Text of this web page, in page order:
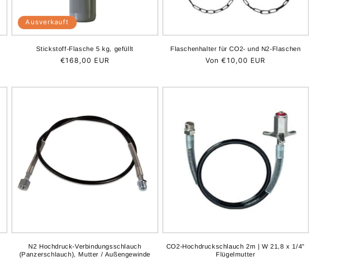
Ausverkauft
Stickstoff-Flasche 5 kg, gefüllt
Normaler
€168,00 EUR
Flaschenhalter für CO2- und N2-Flaschen
Normaler
Von €10,00 EUR
N2 Hochdruck-Verbindungsschlauch
(Panzerschlauch), Mutter / Außengewinde
CO2-Hochdruckschlauch 2m | W 21,8 x 1/4"
Flügelmutter